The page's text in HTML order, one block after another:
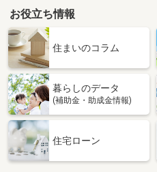
埼玉県越谷市蒲生西町１丁目
価 格
5,100
埼玉
建物面積
土地面積
埼玉県越谷市越ヶ谷
2,780
住 所
埼玉県
お役立ち情報
住まいのコラム
暮らしのデータ
(補助金・助成金情報)
住宅ローン